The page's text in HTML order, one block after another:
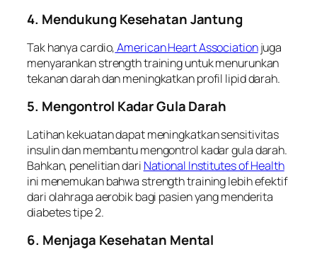
4. Mendukung Kesehatan Jantung
Tak hanya cardio,American Heart Associationjuga
menyarankan strength training untuk menurunkan
tekanan darah dan meningkatkan profil lipid darah.
5. Mengontrol Kadar Gula Darah
Latihan kekuatan dapat meningkatkan sensitivitas
insulin dan membantu mengontrol kadar gula darah.
Bahkan, penelitian dari National Institutes of Health
ini menemukan bahwa strength training lebih efektif
dari olahraga aerobik bagi pasien yang menderita
diabetes tipe 2.
6. Menjaga Kesehatan Mental